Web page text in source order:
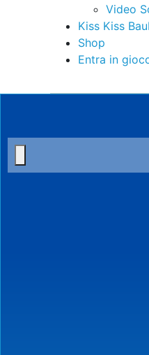
Video
Kiss Kiss
Shop
Entra in